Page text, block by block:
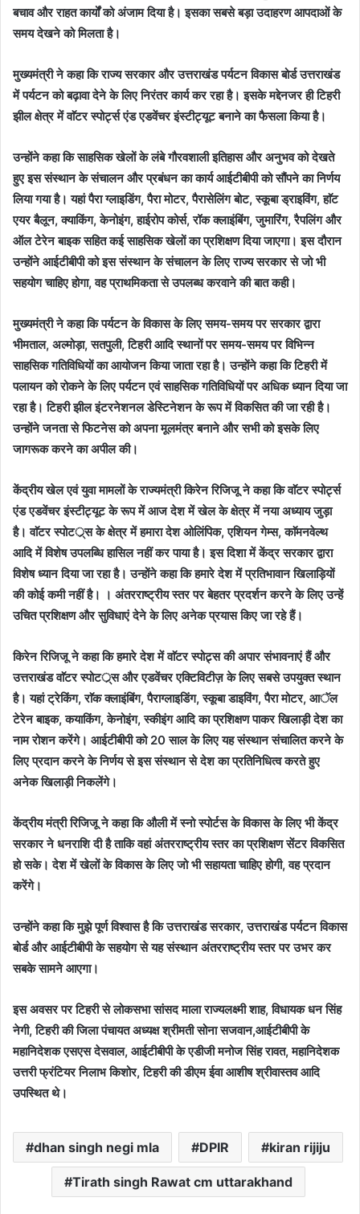
बचाव और राहत कार्यों को अंजाम दिया है। इसका सबसे बड़ा उदाहरण आपदाओं के
समय देखने को मिलता है।
मुख्यमंत्री ने कहा कि राज्य सरकार और उत्तराखंड पर्यटन विकास बोर्ड उत्तराखंड
में पर्यटन को बढ़ावा देने के लिए निरंतर कार्य कर रहा है। इसके मद्देनजर ही टिहरी
झील क्षेत्र में वाॅटर स्पोर्ट्स एंड एडवेंचर इंस्टीट्यूट बनाने का फैसला किया है।
उन्होंने कहा कि साहसिक खेलों के लंबे गौरवशाली इतिहास और अनुभव को देखते
हुए इस संस्थान के संचालन और प्रबंधन का कार्य आईटीबीपी को सौंपने का निर्णय
लिया गया है। यहां पैरा ग्लाइडिंग, पैरा मोटर, पैरासेलिंग बोट, स्कूबा ड्राइविंग, हाॅट
एयर बैलून, क्याकिंग, केनोइंग, हाईरोप कोर्स, रॉक क्लाइंबिंग, जुमारिंग, रैपलिंग और
ऑल टेरेन बाइक सहित कई साहसिक खेलों का प्रशिक्षण दिया जाएगा। इस दौरान
उन्होंने आईटीबीपी को इस संस्थान के संचालन के लिए राज्य सरकार से जो भी
सहयोग चाहिए होगा, वह प्राथमिकता से उपलब्ध करवाने की बात कही।
मुख्यमंत्री ने कहा कि पर्यटन के विकास के लिए समय-समय पर सरकार द्वारा
भीमताल, अल्मोड़ा, सतपुली, टिहरी आदि स्थानों पर समय-समय पर विभिन्न
साहसिक गतिविधियों का आयोजन किया जाता रहा है। उन्होंने कहा कि टिहरी में
पलायन को रोकने के लिए पर्यटन एवं साहसिक गतिविधियों पर अधिक ध्यान दिया जा
रहा है। टिहरी झील इंटरनेशनल डेस्टिनेशन के रूप में विकसित की जा रही है।
उन्होंने जनता से फिटनेस को अपना मूलमंत्र बनाने और सभी को इसके लिए
जागरूक करने का अपील की।
केंद्रीय खेल एवं युवा मामलों के राज्यमंत्री किरेन रिजिजू ने कहा कि वाॅटर स्पोर्ट्स
एंड एडवेंचर इंस्टीट्यूट के रूप में आज देश में खेल के क्षेत्र में नया अध्याय जुड़ा
है। वाॅटर स्पोटर््स के क्षेत्र में हमारा देश ओलिंपिक, एशियन गेम्स, काॅमनवेल्थ
आदि में विशेष उपलब्धि हासिल नहीं कर पाया है। इस दिशा में केंद्र सरकार द्वारा
विशेष ध्यान दिया जा रहा है। उन्होंने कहा कि हमारे देश में प्रतिभावान खिलाड़ियों
की कोई कमी नहीं है। । अंतरराष्ट्रीय स्तर पर बेहतर प्रदर्शन करने के लिए उन्हें
उचित प्रशिक्षण और सुविधाएं देने के लिए अनेक प्रयास किए जा रहे हैं।
किरेन रिजिजू ने कहा कि हमारे देश में वाॅटर स्पोट्र्स की अपार संभावनाएं हैं और
उत्तराखंड वाॅटर स्पोटर््स और एडवेंचर एक्टिविटीज़ के लिए सबसे उपयुक्त स्थान
है। यहां ट्रेकिंग, राॅक क्लाइंबिंग, पैराग्लाइडिंग, स्कूबा डाइविंग, पैरा मोटर, आॅल
टेरेन बाइक, कयाकिंग, केनोइंग, स्कीइंग आदि का प्रशिक्षण पाकर खिलाड़ी देश का
नाम रोशन करेंगे। आईटीबीपी को 20 साल के लिए यह संस्थान संचालित करने के
लिए प्रदान करने के निर्णय से इस संस्थान से देश का प्रतिनिधित्व करते हुए
अनेक खिलाड़ी निकलेंगे।
केंद्रीय मंत्री रिजिजू ने कहा कि औली में स्नो स्पोर्टस के विकास के लिए भी केंद्र
सरकार ने धनराशि दी है ताकि वहां अंतरराष्ट्रीय स्तर का प्रशिक्षण सेंटर विकसित
हो सके। देश में खेलों के विकास के लिए जो भी सहायता चाहिए होगी, वह प्रदान
करेंगे।
उन्होंने कहा कि मुझे पूर्ण विश्वास है कि उत्तराखंड सरकार, उत्तराखंड पर्यटन विकास
बोर्ड और आईटीबीपी के सहयोग से यह संस्थान अंतरराष्ट्रीय स्तर पर उभर कर
सबके सामने आएगा।
इस अवसर पर टिहरी से लोकसभा सांसद माला राज्यलक्ष्मी शाह, विधायक धन सिंह
नेगी, टिहरी की जिला पंचायत अध्यक्ष श्रीमती सोना सजवान,आईटीबीपी के
महानिदेशक एसएस देसवाल, आईटीबीपी के एडीजी मनोज सिंह रावत, महानिदेशक
उत्तरी फ्रंटियर निलाभ किशोर, टिहरी की डीएम ईवा आशीष श्रीवास्तव आदि
उपस्थित थे।
dhan singh negi mla DPIR kiran rijiju
Tirath singh Rawat cm uttarakhand